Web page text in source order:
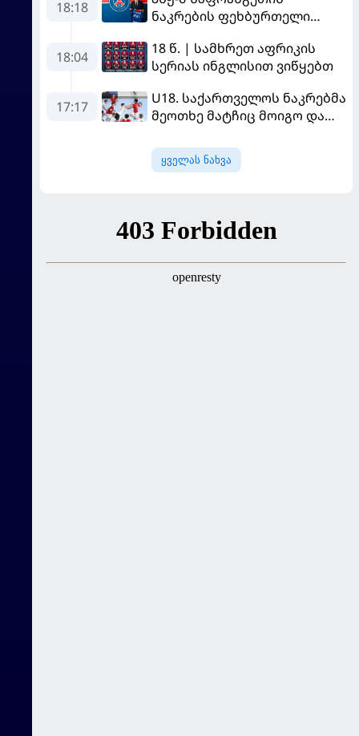
18:18
ნაკრების ფეხბურთელი
18:04
18 წ. | სამხრეთ აფრიკის
სერიას ინგლისით ვიწყებთ
17:17
U18. საქართველოს ნაკრებმა
მეოთხე მატჩიც მოიგო და
გახდა
ყველას ნახვა